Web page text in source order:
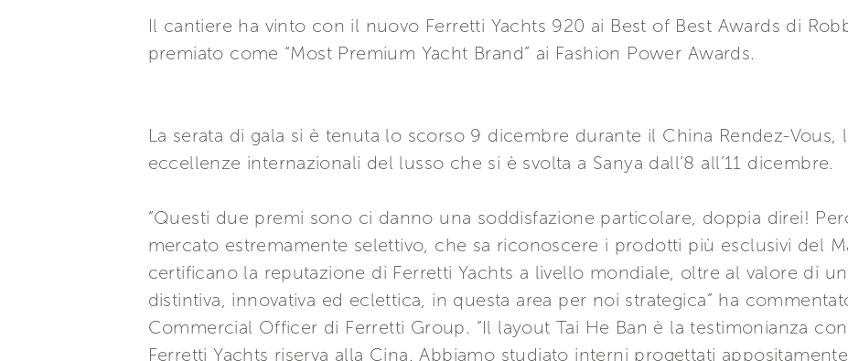
Il cantiere ha vinto con il nuovo Ferretti Yachts 920 ai Best of Best Awards di
premiato come “Most Premium Yacht Brand” ai Fashion Power Awards.
La serata di gala si è tenuta lo scorso 9 dicembre durante il China Rendez-Vous,
eccellenze internazionali del lusso che si è svolta a Sanya dall’8 all’11 dicembre.
“Questi due premi sono ci danno una soddisfazione particolare, doppia direi!
mercato estremamente selettivo, che sa riconoscere i prodotti più esclusivi del
certificano la reputazione di Ferretti Yachts a livello mondiale, oltre al valore di
distintiva, innovativa ed eclettica, in questa area per noi strategica” ha
Commercial Officer di Ferretti Group. “Il layout Tai He Ban è la testimonianza
Ferretti Yachts riserva alla Cina. Abbiamo studiato interni progettati